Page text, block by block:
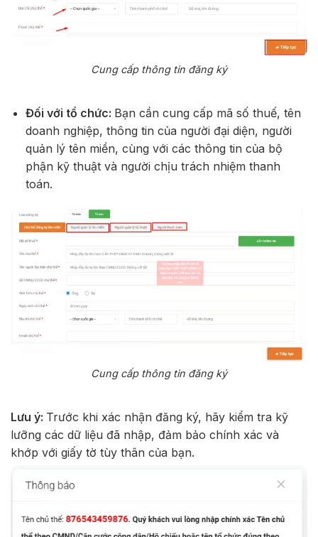
Cung cấp thông tin đăng ký
Đối với tổ chức: Bạn cần cung cấp mã số thuế, tên
doanh nghiệp, thông tin của người đại diện, người
quản lý tên miền, cùng với các thông tin của bộ
phận kỹ thuật và người chịu trách nhiệm thanh
toán.
Cung cấp thông tin đăng ký
Lưu ý: Trước khi xác nhận đăng ký, hãy kiểm tra kỹ
lưỡng các dữ liệu đã nhập, đảm bảo chính xác và
khớp với giấy tờ tùy thân của bạn.